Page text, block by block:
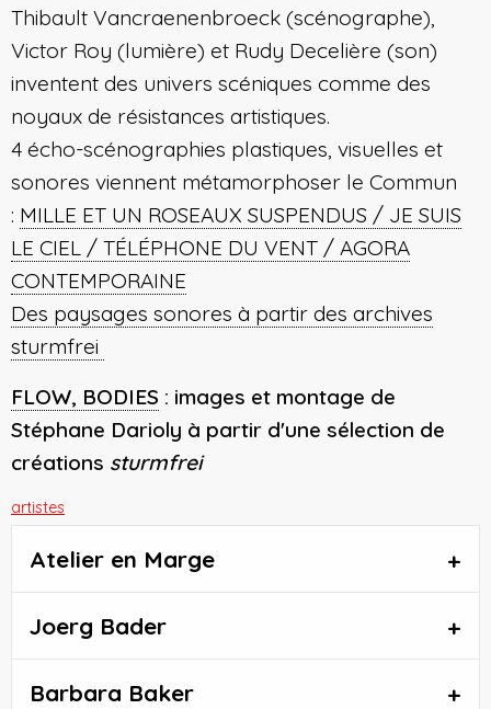
Thibault Vancraenenbroeck (scénographe),
Victor Roy (lumière) et Rudy Decelière (son)
inventent des univers scéniques comme des
noyaux de résistances artistiques.
4 écho-scénographies plastiques, visuelles et
sonores viennent métamorphoser le Commun
: MILLE ET UN ROSEAUX SUSPENDUS / JE SUIS
LE CIEL / TÉLÉPHONE DU VENT / AGORA
CONTEMPORAINE
Des paysages sonores à partir des archives
sturmfrei
FLOW, BODIES : images et montage de
Stéphane Darioly à partir d'une sélection de
créations sturmfrei
artistes
Atelier en Marge
Joerg Bader
Barbara Baker